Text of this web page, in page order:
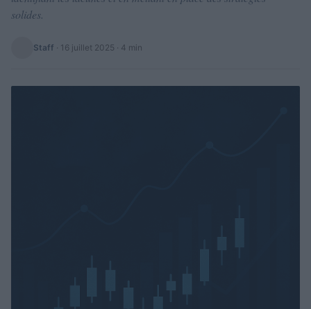
solides.
Staff · 16 juillet 2025 · 4 min